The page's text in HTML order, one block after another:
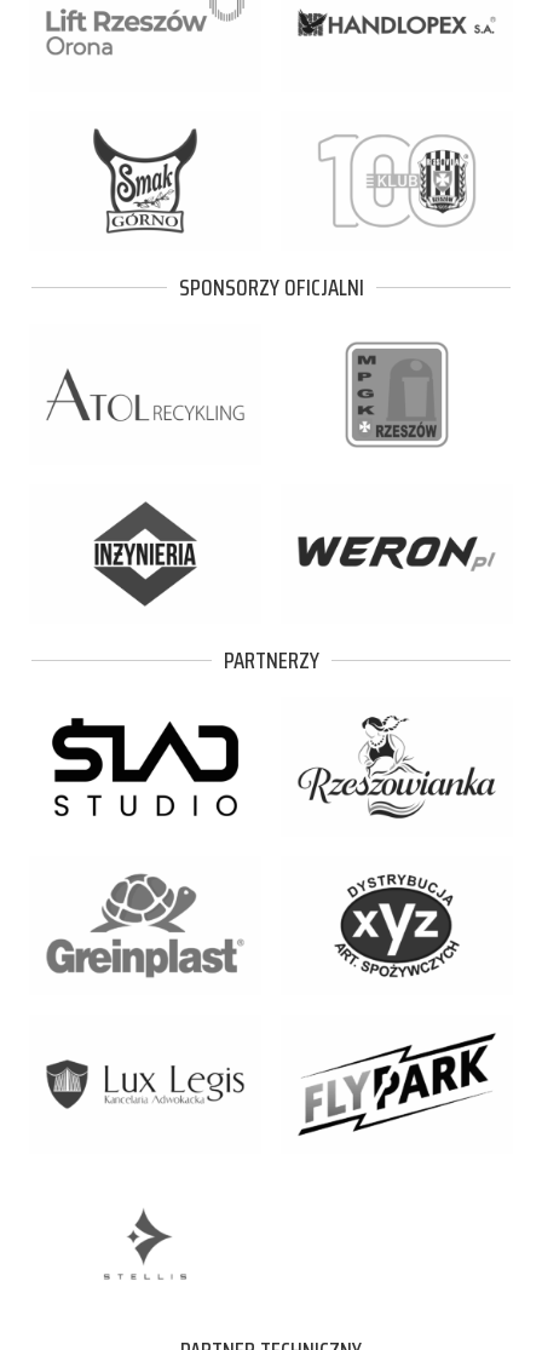
SPONSORZY OFICJALNI
PARTNERZY